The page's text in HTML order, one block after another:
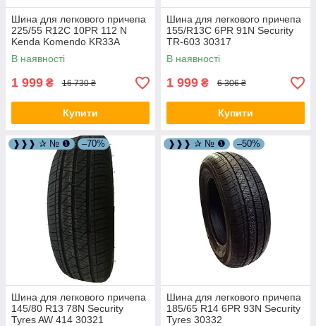
Шина для легкового причепа
225/55 R12C 10PR 112 N
Kenda Komendo KR33A
30313
В наявності
1 999 ₴ 16 730 ₴
Купити
Шина для легкового причепа
155/R13C 6PR 91N Security
TR-603 30317
В наявності
1 999 ₴ 6 306 ₴
Купити
❱❱❱ ✰ № ❶ –70%
Шина для легкового причепа
145/80 R13 78N Security
Tyres AW 414 30321
❱❱❱ ✰ № ❶ –50%
Шина для легкового причепа
185/65 R14 6PR 93N Security
Tyres 30332